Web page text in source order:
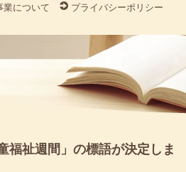
業について
プライバシーポリシー
福祉週間」の標語が決定しま